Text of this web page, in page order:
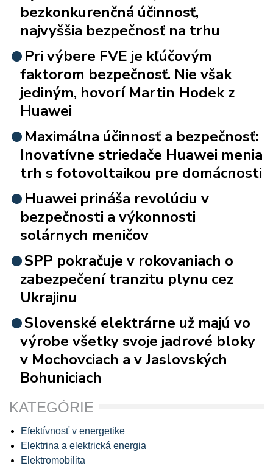
bezkonkurenčná účinnosť,
najvyššia bezpečnosť na trhu
Pri výbere FVE je kľúčovým
faktorom bezpečnosť. Nie však
jediným, hovorí Martin Hodek z
Huawei
Maximálna účinnosť a bezpečnosť:
Inovatívne striedače Huawei menia
trh s fotovoltaikou pre domácnosti
Huawei prináša revolúciu v
bezpečnosti a výkonnosti
solárnych meničov
SPP pokračuje v rokovaniach o
zabezpečení tranzitu plynu cez
Ukrajinu
Slovenské elektrárne už majú vo
výrobe všetky svoje jadrové bloky
v Mochovciach a v Jaslovských
Bohuniciach
KATEGÓRIE
Efektívnosť v energetike
Elektrina a elektrická energia
Elektromobilita